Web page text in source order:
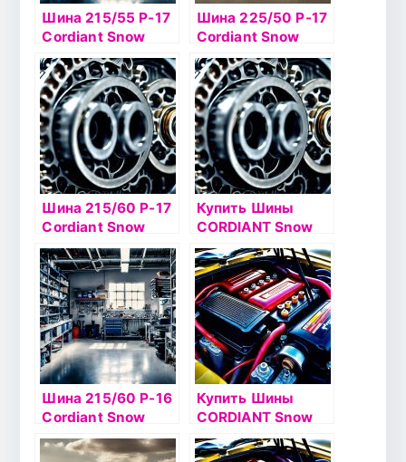
Шина 215/55 Р-17
Cordiant Snow
Cross 98T б/к ш
Шина 225/50 Р-17
Cordiant Snow
Cross 2 98T б/к ш
Шина 215/60 Р-17
Cordiant Snow
Cross 2 100T б/к
ш
Купить Шины
CORDIANT Snow
Cross
Шина 215/60 Р-16
Cordiant Snow
Cross 95Т б/к шип
Купить Шины
CORDIANT Snow
Cross 2